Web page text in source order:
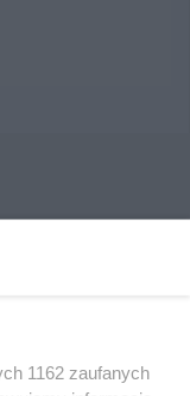
Informacyjny Miasta
1162 zaufanych